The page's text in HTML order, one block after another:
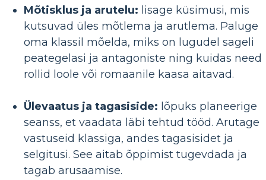
Mõtisklus ja arutelu: lisage küsimusi, mis
kutsuvad üles mõtlema ja arutlema. Paluge
oma klassil mõelda, miks on lugudel sageli
peategelasi ja antagoniste ning kuidas need
rollid loole või romaanile kaasa aitavad.
Ülevaatus ja tagasiside: lõpuks planeerige
seanss, et vaadata läbi tehtud tööd. Arutage
vastuseid klassiga, andes tagasisidet ja
selgitusi. See aitab õppimist tugevdada ja
tagab arusaamise.